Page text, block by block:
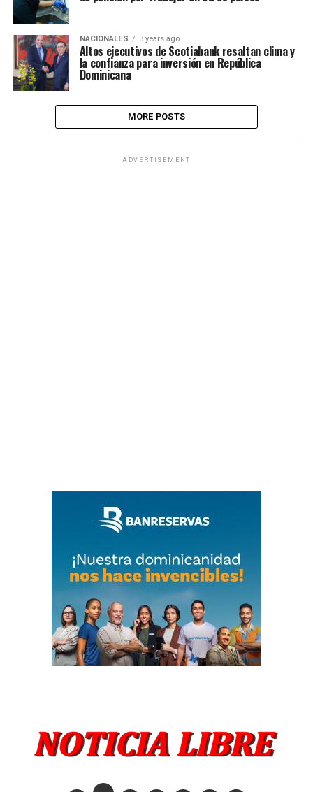
NACIONALES 3 years ago
Altos ejecutivos de Scotiabank resaltan clima y
la confianza para inversión en República
Dominicana
MORE POSTS
ADVERTISEMENT